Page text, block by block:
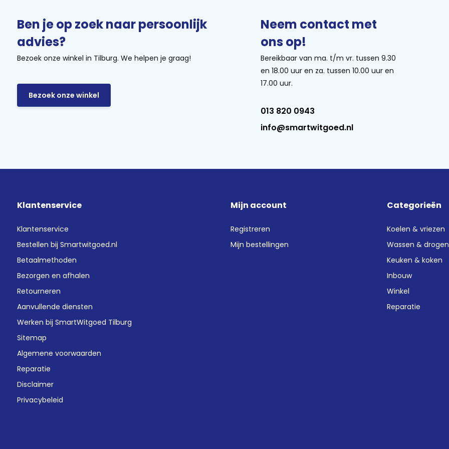
Ben je op zoek naar persoonlijk
advies?
Bezoek onze winkel in Tilburg. We helpen je graag!
Bezoek onze winkel
Neem contact met
ons op!
Bereikbaar van ma. t/m vr. tussen 9.30
en 18.00 uur en za. tussen 10.00 uur en
17.00 uur.
013 820 0943
info@smartwitgoed.nl
Klantenservice
Klantenservice
Bestellen bij Smartwitgoed.nl
Betaalmethoden
Bezorgen en afhalen
Retourneren
Aanvullende diensten
Werken bij SmartWitgoed Tilburg
Sitemap
Algemene voorwaarden
Reparatie
Disclaimer
Privacybeleid
Mijn account
Registreren
Mijn bestellingen
Categorieën
Koelen & vriezen
Wassen & drogen
Keuken & koken
Inbouw
Winkel
Reparatie